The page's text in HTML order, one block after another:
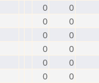
0
0
0
0
0
0
0
0
0
0
0
0